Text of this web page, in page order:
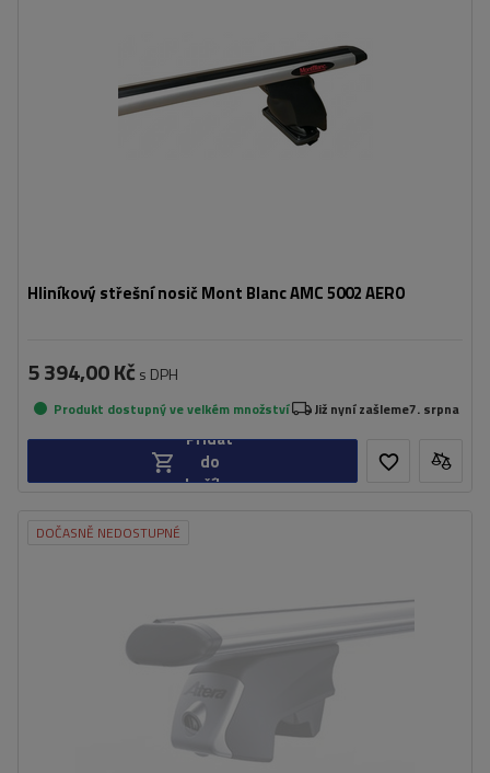
Hliníkový střešní nosič Mont Blanc AMC 5002 AERO
5 394,00 Kč s DPH
Produkt dostupný ve velkém množství Již nyní zašleme7. srpna
Přidat
do
košíku
DOČASNĚ NEDOSTUPNÉ